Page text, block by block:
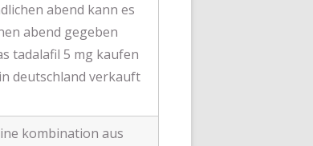
abend kann es
abend gegeben
tadalafil 5 mg kaufen
deutschland verkauft
kombination aus